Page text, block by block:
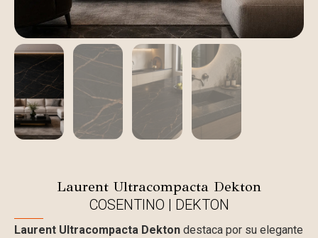
Laurent Ultracompacta Dekton
COSENTINO | DEKTON
Laurent Ultracompacta Dekton destaca por su elegante